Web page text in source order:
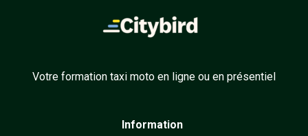
Votre formation taxi moto en ligne ou en présentiel
Information